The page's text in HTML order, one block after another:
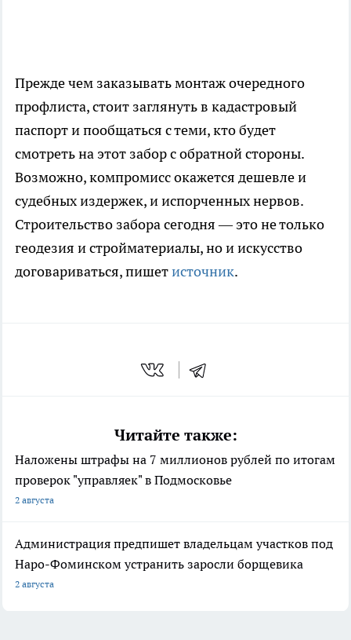
Прежде чем заказывать монтаж очередного
профлиста, стоит заглянуть в кадастровый
паспорт и пообщаться с теми, кто будет
смотреть на этот забор с обратной стороны.
Возможно, компромисс окажется дешевле и
судебных издержек, и испорченных нервов.
Строительство забора сегодня — это не только
геодезия и стройматериалы, но и искусство
договариваться, пишетисточник.
Читайте также:
Наложены штрафы на 7 миллионов рублей по итогам
проверок "управляек" в Подмосковье
2 августа
Администрация предпишет владельцам участков под
Наро-Фоминском устранить заросли борщевика
2 августа